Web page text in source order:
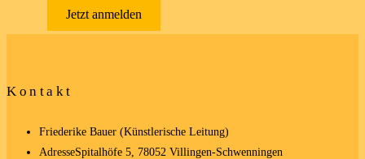
Jetzt anmelden
Kontakt
Friederike Bauer (Künstlerische Leitung)
AdresseSpitalhöfe 5, 78052 Villingen-Schwenningen